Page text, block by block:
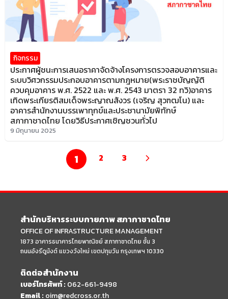
กิจกรรม
ประกาศผู้ชนะการเสนอราคาจัดจ้างโครงการตรวจสอบอาคารและ
ระบบวิศวกรรมประกอบอาคารตามกฎหมาย(พระราชบัญญัติ
ควบคุมอาคาร พ.ศ. 2522 และ พ.ศ. 2543 มาตรา 32 ทวิ)อาคาร
เทิดพระเกียรติสมเด็จพระญาณสังวร (เจริญ สุวฑฒโน) และ
อาคารสำนักงานบรรเพาทุกข์และประชานามัยพิทักษ์
สภากาชาดไทย โดยวิธีประกาศเชิญชวนทั่วไป
9 มิถุนายน 2025
1 2 3
สำนักบริหารระบบกายภาพ สภากาชาดไทย
OFFICE OF INFRASTRUCTURE MANAGEMENT
1873 อาคารธนาคารไทยพาณิชย์ สภากาชาดไทย ชั้น 3
ถนนอังรีดูนังต์ แขวงวังใหม่ เขตปทุมวัน กรุงเทพฯ 10330
ติดต่อสำนักงาน
เบอร์โทรศัพท์ : 062-661-9498
Email : oim@redcross.or.th